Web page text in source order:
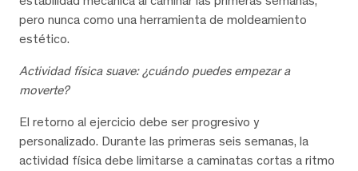
pero nunca como una herramienta de moldeamiento
estético.
Actividad física suave: ¿cuándo puedes empezar a
moverte?
El retorno al ejercicio debe ser progresivo y
personalizado. Durante las primeras seis semanas, la
actividad física debe limitarse a caminatas cortas a ritmo